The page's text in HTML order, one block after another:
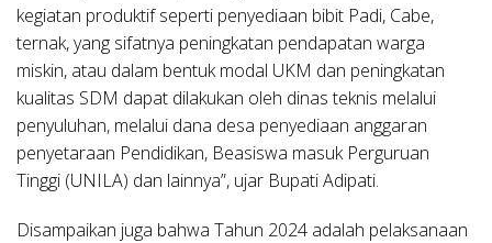
kegiatan produktif seperti penyediaan bibit Padi, Cabe,
ternak, yang sifatnya peningkatan pendapatan warga
miskin, atau dalam bentuk modal UKM dan peningkatan
kualitas SDM dapat dilakukan oleh dinas teknis melalui
penyuluhan, melalui dana desa penyediaan anggaran
penyetaraan Pendidikan, Beasiswa masuk Perguruan
Tinggi (UNILA) dan lainnya”, ujar Bupati Adipati.
Disampaikan juga bahwa Tahun 2024 adalah pelaksanaan